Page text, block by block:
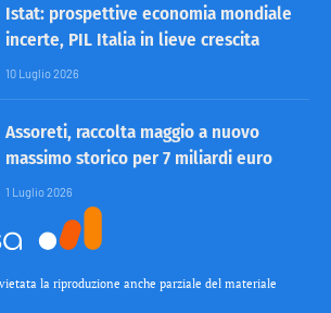
Istat: prospettive economia mondiale
incerte, PIL Italia in lieve crescita
10 Luglio 2026
Assoreti, raccolta maggio a nuovo
massimo storico per 7 miliardi euro
1 Luglio 2026
la riproduzione anche parziale del materiale